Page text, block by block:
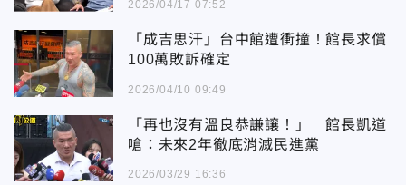
2026/04/17 07:52
「成吉思汗」台中館遭衝撞！館長求償
100萬敗訴確定
2026/04/10 09:49
「再也沒有溫良恭謙讓！」 館長凱道
嗆：未來2年徹底消滅民進黨
2026/03/29 16:36